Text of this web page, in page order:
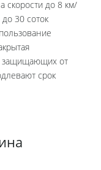
скорости до 8 км/
до 30 соток
защищающих от
срок